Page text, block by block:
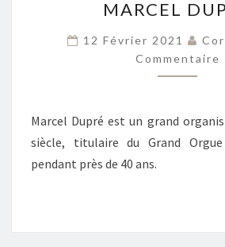
–
MARCEL
DUPRÉ
MARCEL
12 Février 2021
Commentaire
Marcel Dupré est un grand
siècle, titulaire du Grand Orgue
pendant près de 40 ans.